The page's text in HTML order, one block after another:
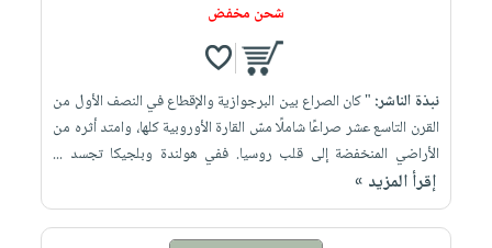
شحن مخفض
نبذة الناشر: " كان الصراع بين البرجوازية والإقطاع في النصف الأول من
القرن التاسع عشر صراعًا شاملًا مسّ القارة الأوروبية كلها، وامتد أثره من
الأراضي المنخفضة إلى قلب روسيا. ففي هولندة وبلجيكا تجسد ...
إقرأ المزيد »